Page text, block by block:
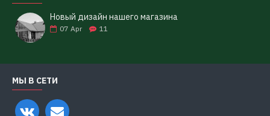
Новый дизайн нашего магазина
07 Apr 11
МЫ В СЕТИ